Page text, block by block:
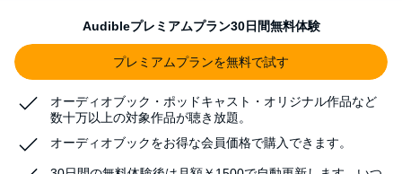
Audibleプレミアムプラン30日間無料体験
プレミアムプランを無料で試す
オーディオブック・ポッドキャスト・オリジナル作品など
数十万以上の対象作品が聴き放題。
オーディオブックをお得な会員価格で購入できます。